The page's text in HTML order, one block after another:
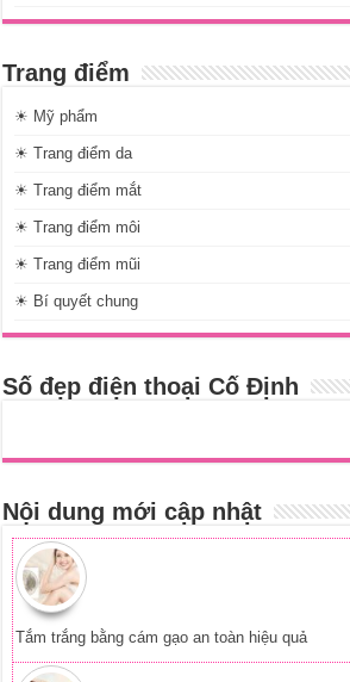
Trang điểm
☀ Mỹ phẩm
☀ Trang điểm da
☀ Trang điểm mắt
☀ Trang điểm môi
☀ Trang điểm mũi
☀ Bí quyết chung
Số đẹp điện thoại Cố Định
Nội dung mới cập nhật
Tắm trắng bằng cám gạo an toàn hiệu quả